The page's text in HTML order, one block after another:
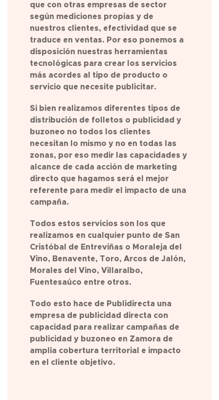
que con otras empresas de sector
según mediciones propias y de
nuestros clientes, efectividad que se
traduce en ventas. Por eso ponemos a
disposición nuestras herramientas
tecnológicas para crear los servicios
más acordes al tipo de producto o
servicio que necesite publicitar.
Si bien realizamos diferentes tipos de
distribución de folletos o publicidad y
buzoneo no todos los clientes
necesitan lo mismo y no en todas las
zonas, por eso medir las capacidades y
alcance de cada acción de marketing
directo que hagamos será el mejor
referente para medir el impacto de una
campaña.
Todos estos servicios son los que
realizamos en cualquier punto de San
Cristóbal de Entreviñas o Moraleja del
Vino, Benavente, Toro, Arcos de Jalón,
Morales del Vino, Villaralbo,
Fuentesaúco entre otros.
Todo esto hace de Publidirecta una
empresa de publicidad directa con
capacidad para realizar campañas de
publicidad y buzoneo en Zamora de
amplia cobertura territorial e impacto
en el cliente objetivo.